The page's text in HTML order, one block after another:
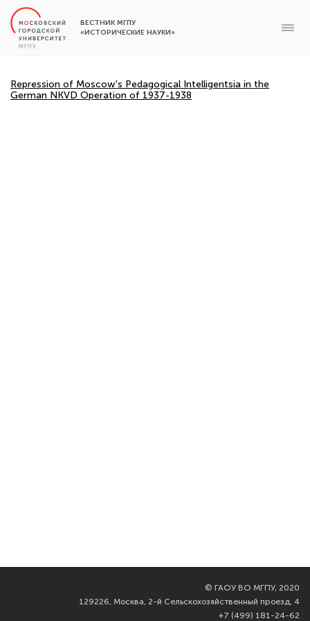
ВЕСТНИК МГПУ
«ИСТОРИЧЕСКИЕ НАУКИ»
Repression of Moscow's Pedagogical Intelligentsia in the
German NKVD Operation of 1937-1938
© ГАОУ ВО МГПУ, 2020
129226, Москва, 2-й Сельскохозяйственный проезд, 4
+7 (499) 181-24-62